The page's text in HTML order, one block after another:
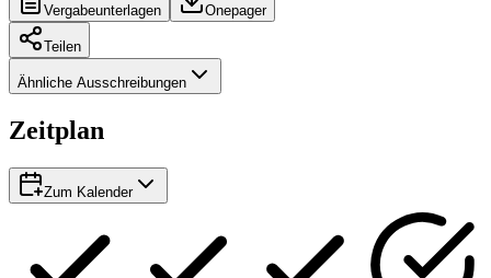
Vergabeunterlagen Onepager
Teilen
Ähnliche Ausschreibungen
Zeitplan
Zum Kalender